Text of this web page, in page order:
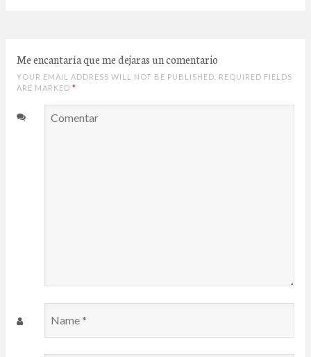
Me encantaría que me dejaras un comentario
YOUR EMAIL ADDRESS WILL NOT BE PUBLISHED. REQUIRED FIELDS
ARE MARKED *
Comentar
Name